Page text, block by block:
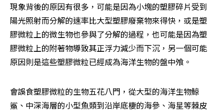
現象背後的原因有很多，可能是因為小塊的塑膠碎片受到
陽光照射而分解的速率比大型塑膠廢棄物來得快，或是塑
膠微粒上的微生物也參與了分解的過程，也可能是因為塑
膠微粒上的附著物導致其正浮力減少而下沉，另一個可能
原因則是這些塑膠微粒已經成為海洋生物的盤中飧。
會誤食塑膠微粒的生物五花八門，從大型的海洋生物鯨
鯊、中深海層的小型魚類到沿岸底棲的海參、海星等棘皮